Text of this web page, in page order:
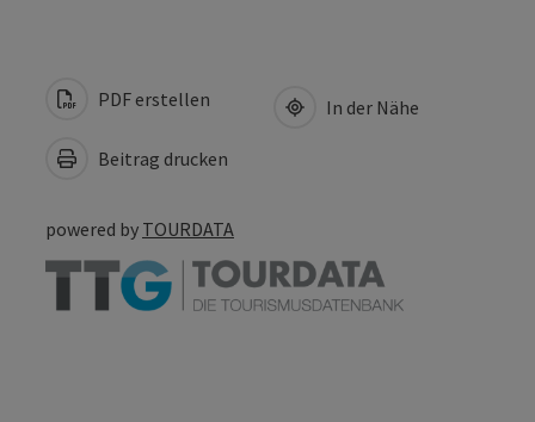
PDF erstellen
Beitrag drucken
In der Nähe
powered by TOURDATA